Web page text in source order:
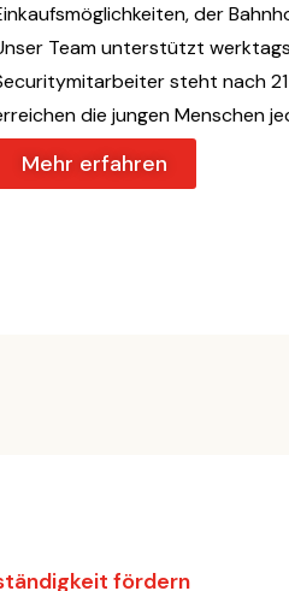
der
Team unterstützt
steht nach
die jungen Menschen
Mehr erfahren
fördern